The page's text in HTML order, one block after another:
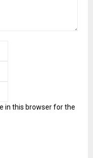
in this browser for the